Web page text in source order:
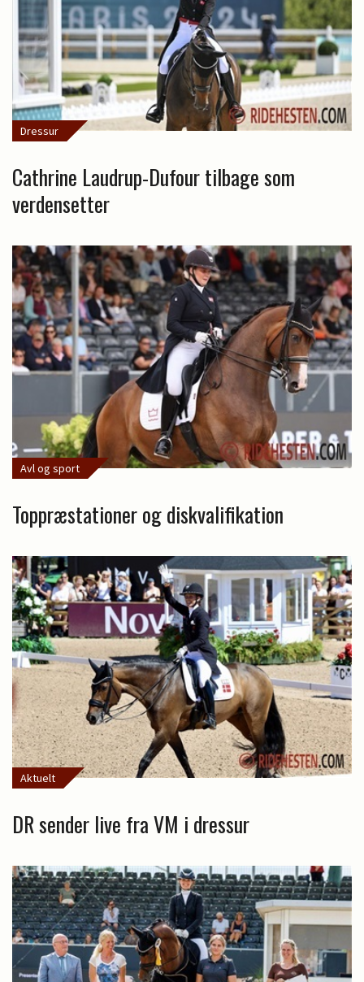
Dressur
Cathrine Laudrup-Dufour tilbage som
verdensetter
Avl og sport
Toppræstationer og diskvalifikation
Aktuelt
DR sender live fra VM i dressur